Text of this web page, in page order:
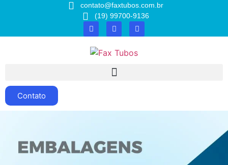
contato@faxtubos.com.br
(19) 99700-9136
Contato